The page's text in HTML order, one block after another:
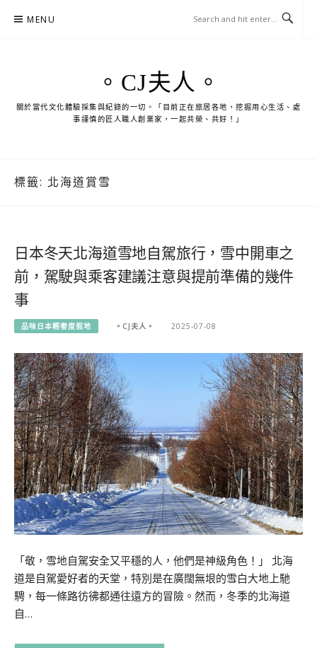
MENU
。CJ夫人。
關於當代文化體驗採集與紀錄的一切。「目前正在旅居各地，挖掘用心生活、處
事謹慎的匠人職人創業家，一起共榮、共好！」
標籤: 北海道賞雪
日本冬天北海道雪地自駕旅行，雪中開車之
前，駕駛與乘客建議注意與提前準備的幾件
事
品味日本輕奢度假地 。CJ夫人。 2025-07-08
「敬，雪地自駕安全又平穩的人，他們是神級角色！」 北海
道是自駕愛好者的天堂，特別是在廣闊無垠的雪白大地上馳
騁，每一條路彷彿都通往遠方的冒險。然而，冬季的北海道
自…